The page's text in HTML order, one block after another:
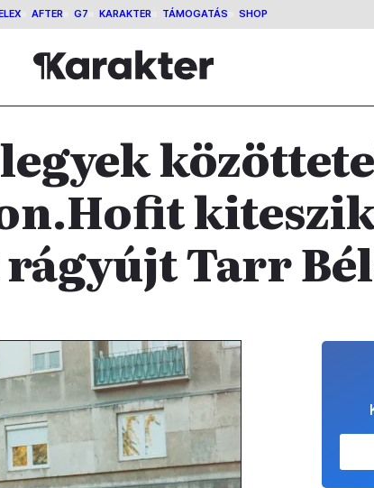
AFTER G7 KARAKTER TÁMOGATÁS SHOP
Tarr